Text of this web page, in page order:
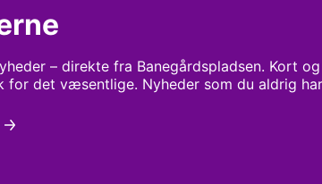
– direkte fra Banegårdspladsen. Kort
for det væsentlige. Nyheder som du aldrig